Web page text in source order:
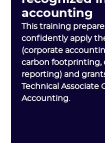
accounting
This training
confidently apply
(corporate
carbon footprinting,
reporting) and
Technical Associate
Accounting.